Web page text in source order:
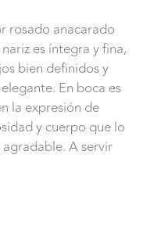
rosado anacarado
es íntegra y fina,
bien definidos y
En boca es
la expresión de
y cuerpo que lo
A servir